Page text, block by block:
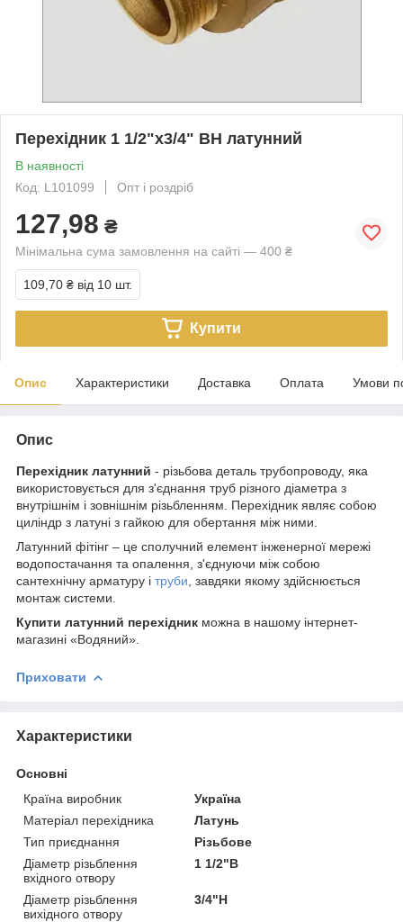
Перехідник 1 1/2"х3/4" ВН латунний
В наявності
Код: L101099
Опт і роздріб
127,98 ₴
Мінімальна сума замовлення на сайті — 400 ₴
109,70 ₴ від 10 шт.
Купити
Опис Характеристики Доставка Оплата Умови
Опис
Перехідник латунний - різьбова деталь трубопроводу, яка
використовується для з'єднання труб різного діаметра з
внутрішнім і зовнішнім різьбленням. Перехідник являє собою
циліндр з латуні з гайкою для обертання між ними.
Латунний фітінг – це сполучний елемент інженерної мережі
водопостачання та опалення, з'єднуючи між собою
сантехнічну арматуру і труби , завдяки якому здійснюється
монтаж системи.
Купити латунний перехідник можна в нашому інтернет-
магазині «Водяний».
Приховати
Характеристики
Основні
Країна виробник
Україна
Матеріал перехідника
Латунь
Тип приєднання
Різьбове
Діаметр різьблення
вхідного отвору
1 1/2"В
Діаметр різьблення
вихідного отвору
3/4"Н